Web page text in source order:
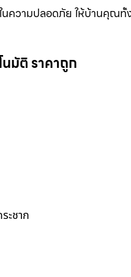
ความปลอดภัย ให้บ้านคุณทั้
มัติ ราคาถูก
ะชาก